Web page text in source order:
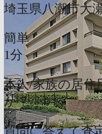
埼玉県八潮市大
簡単
1分
本人/家族の居
か？
質問に答えて査